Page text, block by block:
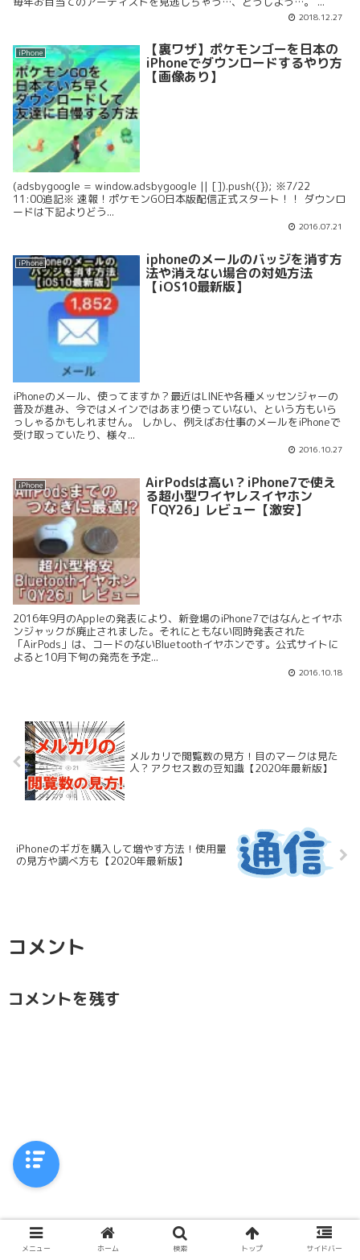
2018.12.27
iPhone 【裏ワザ】ポケモンゴーを日本の
iPhoneでダウンロードするやり方
【画像あり】
(adsbygoogle = window.adsbygoogle || []).push({}); ※7/22
11:00追記※ 速報！ポケモンGO日本版配信正式スタート！！ ダウンロ
ードは下記よりどう...
2016.07.21
iPhone iphoneのメールのバッジを消す方
法や消えない場合の対処方法
【iOS10最新版】
iPhoneのメール、使ってますか？最近はLINEや各種メッセンジャーの
普及が進み、今ではメインではあまり使っていない、という方もいら
っしゃるかもしれません。 しかし、例えばお仕事のメールをiPhoneで
受け取っていたり、様々...
2016.10.27
iPhone AirPodsは高い？iPhone7で使え
る超小型ワイヤレスイヤホン
「QY26」レビュー【激安】
2016年9月のAppleの発表により、新登場のiPhone7ではなんとイヤホ
ンジャックが廃止されました。それにともない同時発表された
「AirPods」は、コードのないBluetoothイヤホンです。公式サイトに
よると10月下旬の発売を予定...
2016.10.18
メルカリで閲覧数の見方！目のマークは見た
人？アクセス数の豆知識【2020年最新版】
iPhoneのギガを購入して増やす方法！使用量
の見方や調べ方も【2020年最新版】
コメント
コメントを残す
メニュー ホーム 検索 トップ サイドバー